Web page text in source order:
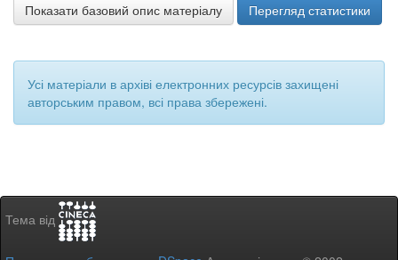
Показати базовий опис матеріалу Перегляд статистики
Усі матеріали в архіві електронних ресурсів захищені
авторським правом, всі права збережені.
Тема від